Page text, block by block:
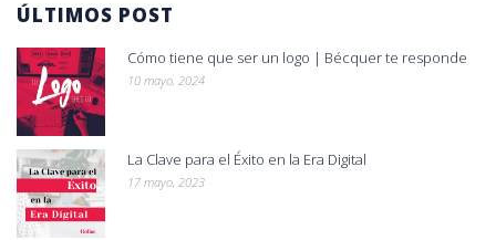
ÚLTIMOS POST
Cómo tiene que ser un logo | Bécquer te responde
10 mayo, 2024
La Clave para el Éxito en la Era Digital
17 mayo, 2023